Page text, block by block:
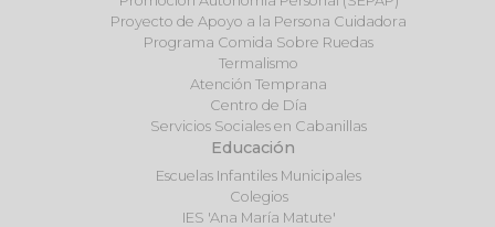
Proyecto de Apoyo a la Persona Cuidadora
Programa Comida Sobre Ruedas
Termalismo
Atención Temprana
Centro de Día
Servicios Sociales en Cabanillas
Educación
Escuelas Infantiles Municipales
Colegios
IES 'Ana María Matute'